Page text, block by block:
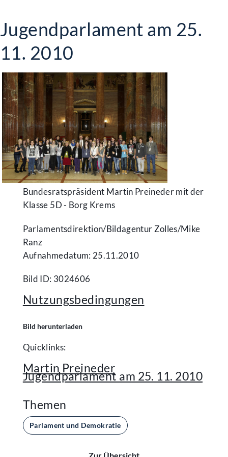
Jugendparlament am 25.
11. 2010
Bundesratspräsident Martin Preineder mit der
Klasse 5D - Borg Krems
Parlamentsdirektion/​Bildagentur Zolles/​Mike
Ranz
Aufnahmedatum: 25.11.2010
Bild ID: 3024606
Nutzungsbedingungen
Bild herunterladen
Quicklinks:
Martin Preineder
Jugendparlament am 25. 11. 2010
Themen
Parlament und Demokratie